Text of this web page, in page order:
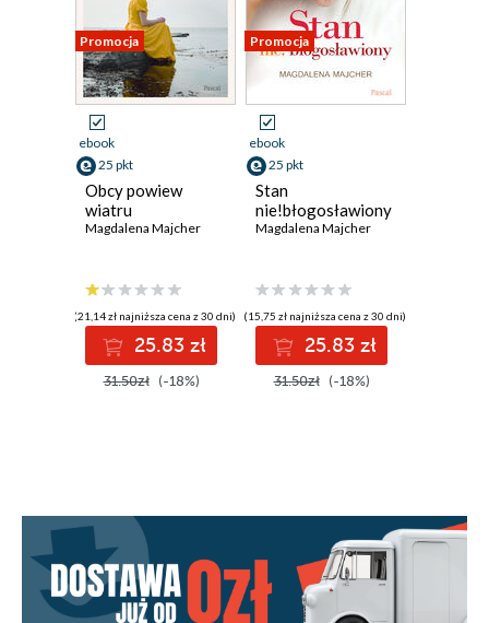
Promocja
ebook
25 pkt
Obcy powiew
wiatru
Magdalena Majcher
(21,14 zł najniższa cena z 30 dni)
25.83 zł
31.50zł (-18%)
Promocja
ebook
25 pkt
Stan
nie!błogosławiony
Magdalena Majcher
(15,75 zł najniższa cena z 30 dni)
25.83 zł
31.50zł (-18%)